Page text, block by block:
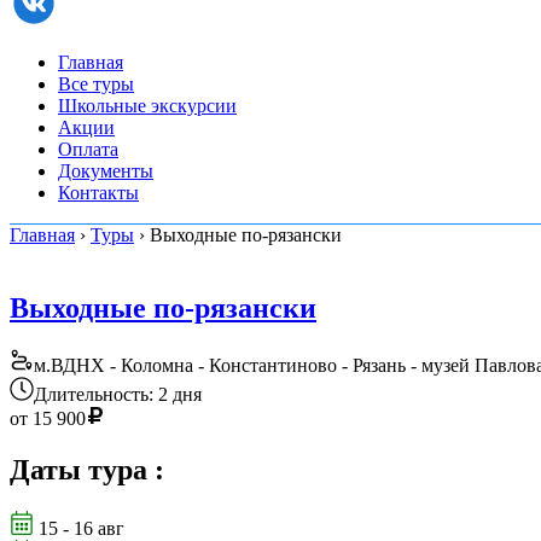
Главная
Все туры
Школьные экскурсии
Акции
Оплата
Документы
Контакты
Главная › Туры › Выходные по-рязански
Выходные по-рязански
м.ВДНХ - Коломна - Константиново - Рязань - музей
Длительность: 2 дня
от 15 900
Даты тура :
15 - 16 авг